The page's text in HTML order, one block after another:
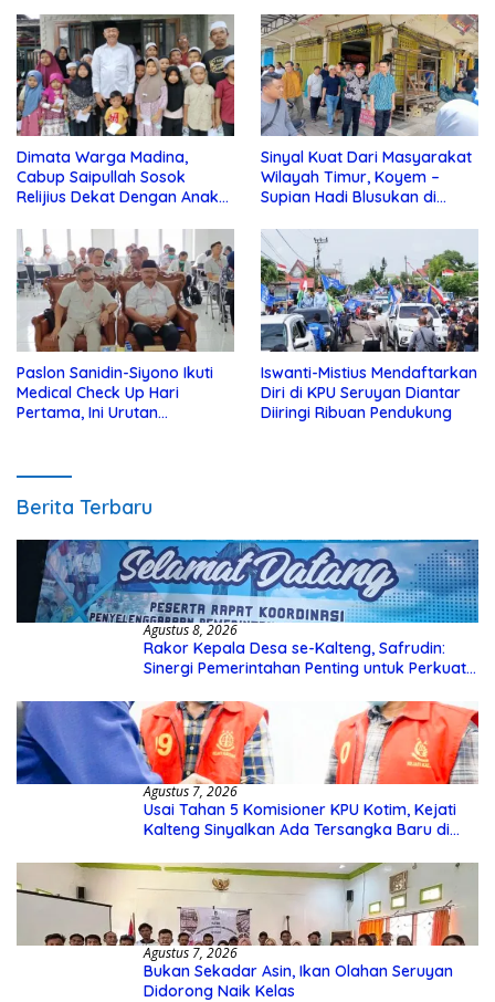
Dimata Warga Madina,
Cabup Saipullah Sosok
Relijius Dekat Dengan Anak
Sinyal Kuat Dari Masyarakat
Wilayah Timur, Koyem –
Supian Hadi Blusukan di
Paslon Sanidin-Siyono Ikuti
Medical Check Up Hari
Pertama, Ini Urutan
Iswanti-Mistius Mendaftarkan
Diri di KPU Seruyan Diantar
Diiringi Ribuan Pendukung
Berita Terbaru
Agustus 8, 2026
Rakor Kepala Desa se-Kalteng, Safrudin:
Sinergi Pemerintahan Penting untuk Perkuat
Agustus 7, 2026
Usai Tahan 5 Komisioner KPU Kotim, Kejati
Kalteng Sinyalkan Ada Tersangka Baru di
Agustus 7, 2026
Bukan Sekadar Asin, Ikan Olahan Seruyan
Didorong Naik Kelas